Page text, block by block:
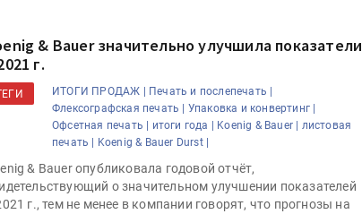
& Bauer значительно улучшила показатели
г.
ИТОГИ ПРОДАЖ |
Печать и послепечать |
Флексографская печать |
Упаковка и конвертинг |
Офсетная печать |
итоги года | Koenig & Bauer |
листовая
печать |
Koenig & Bauer Durst |
& Bauer опубликовала годовой отчёт,
о значительном улучшении показателей
г., тем не менее в компании говорят, что прогнозы на